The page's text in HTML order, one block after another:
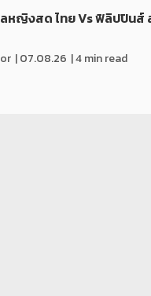
หญิงสด ไทย Vs ฟิลิปปินส์
|07.08.26 | 4 min read